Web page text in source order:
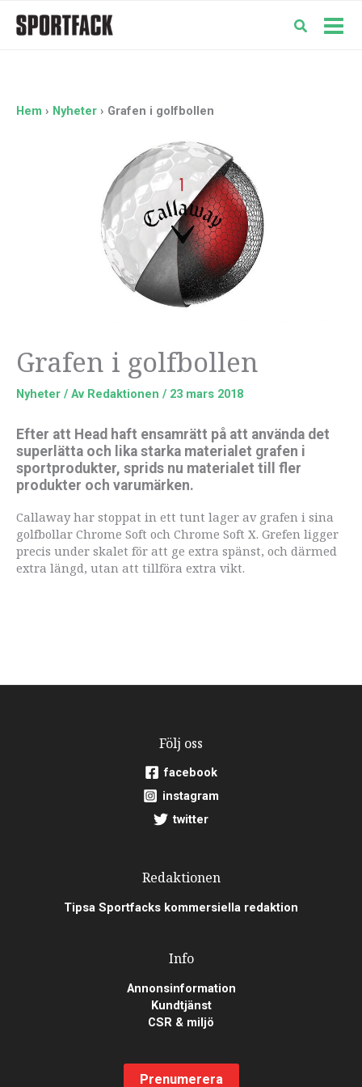
Hem Nyheter Grafen i golfbollen
Grafen i golfbollen
Nyheter / Av Redaktionen / 23 mars 2018
Efter att Head haft ensamrätt på att använda det
superlätta och lika starka materialet grafen i
sportprodukter, sprids nu materialet till fler
produkter och varumärken.
Callaway har stoppat in ett tunt lager av grafen i sina
golfbollar Chrome Soft och Chrome Soft X. Grefen ligger
precis under skalet för att ge extra spänst, och därmed
extra längd, utan att tillföra extra vikt.
Följ oss
facebook
instagram
twitter
Redaktionen
Tipsa Sportfacks kommersiella redaktion
Info
Annonsinformation
Kundtjänst
CSR & miljö
Prenumerera